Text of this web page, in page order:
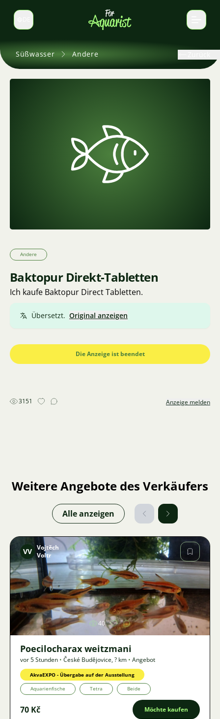
Sprache wechseln
Süßwasser Andere
Andere
Baktopur Direkt-Tabletten
Ich kaufe Baktopur Direct Tabletten.
Übersetzt. Original anzeigen
Die Anzeige ist beendet
3151 Anzeige melden
Weitere Angebote des Verkäufers
Alle anzeigen
Bild
VV Vojtěch
Voltr
40
Poecilocharax weitzmani
vor 5 Stunden • České Budějovice,? km • Angebot
AkvaEXPO - Übergabe auf der Ausstellung
Aquarienfische Tetra Beide
70 Kč Möchte kaufen